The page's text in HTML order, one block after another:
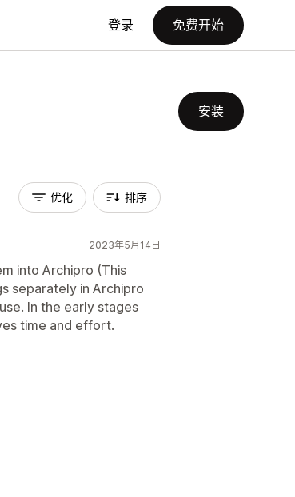
登录 免费开始
安装
优化 排序
2023年5月14日
into Archipro (This
separately in Archipro
In the early stages
time and effort.